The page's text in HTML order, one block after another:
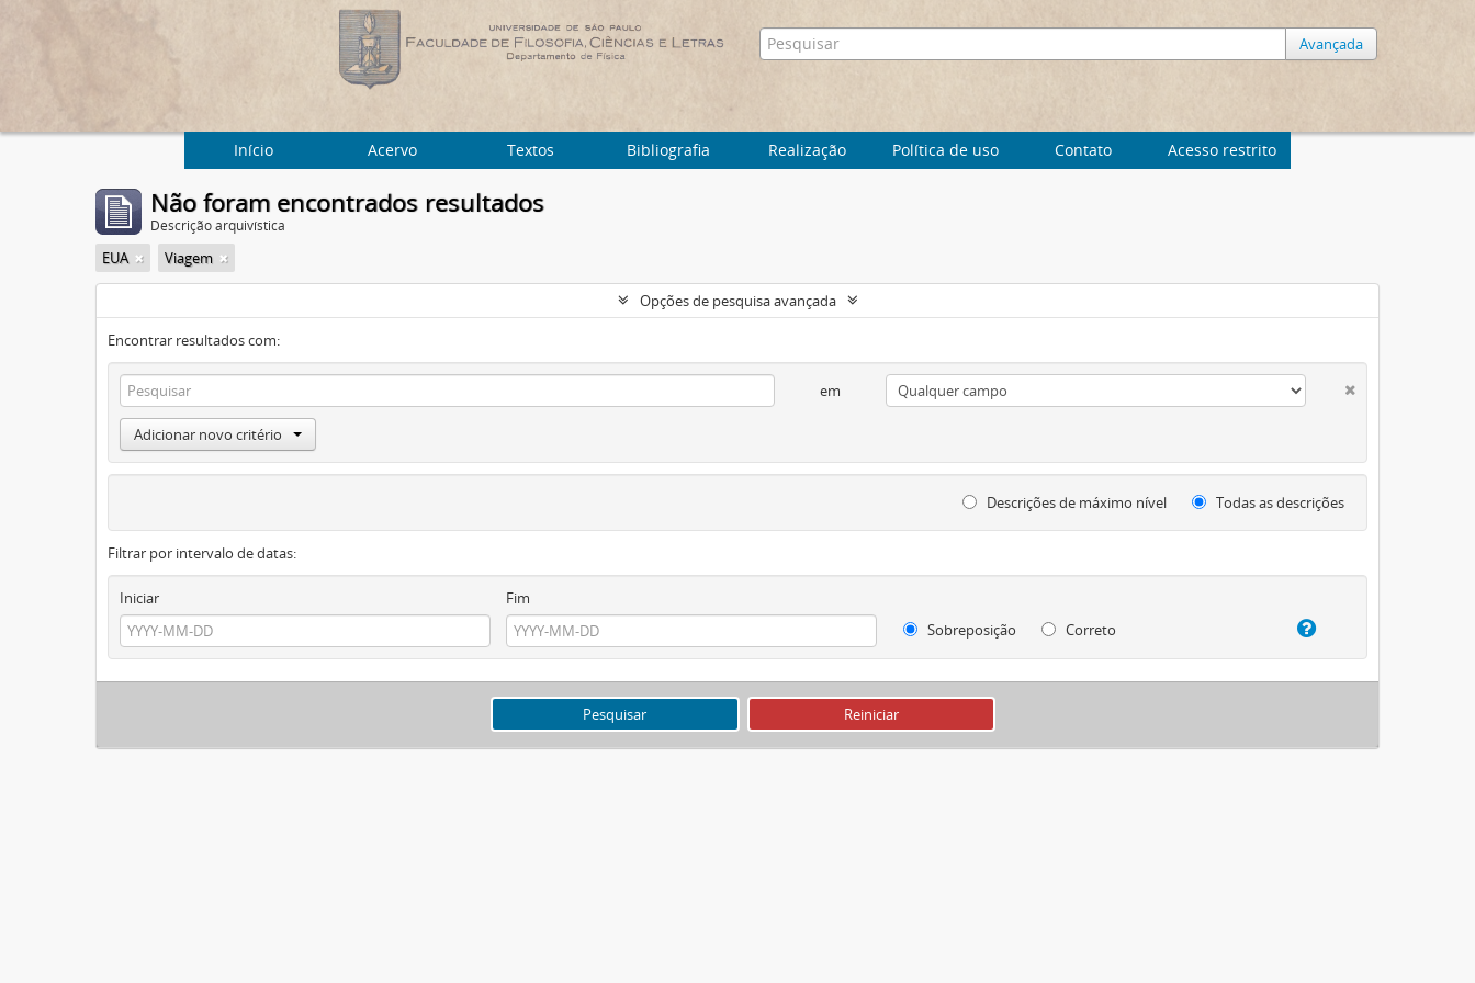
Avançada
Início Acervo Textos Bibliografia Realização Política de uso Contato Acesso restrito
Não foram encontrados resultados
Descrição arquivística
EUA Viagem
Opções de pesquisa avançada
Encontrar resultados com:
em
Adicionar novo critério
Descrições de máximo nível Todas as descrições
Filtrar por intervalo de datas:
Iniciar
Fim
Sobreposição
Correto